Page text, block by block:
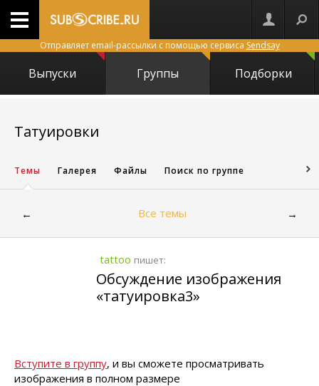
Отправляет email-рассылки с помощью сервиса Sendsay
Выпуски Группы Подборки
Татуировки
Темы Галерея Файлы Поиск по группе
← Все темы →
tattoo пишет:
Обсуждение изображения
«татуировка3»
Вступите в группу, и вы сможете просматривать
изображения в полном размере